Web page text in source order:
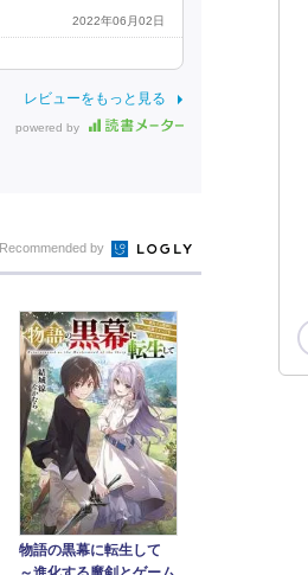
2022年06月02日
レビューをもっと見る
powered by
Recommended by
物語の黒幕に転生して